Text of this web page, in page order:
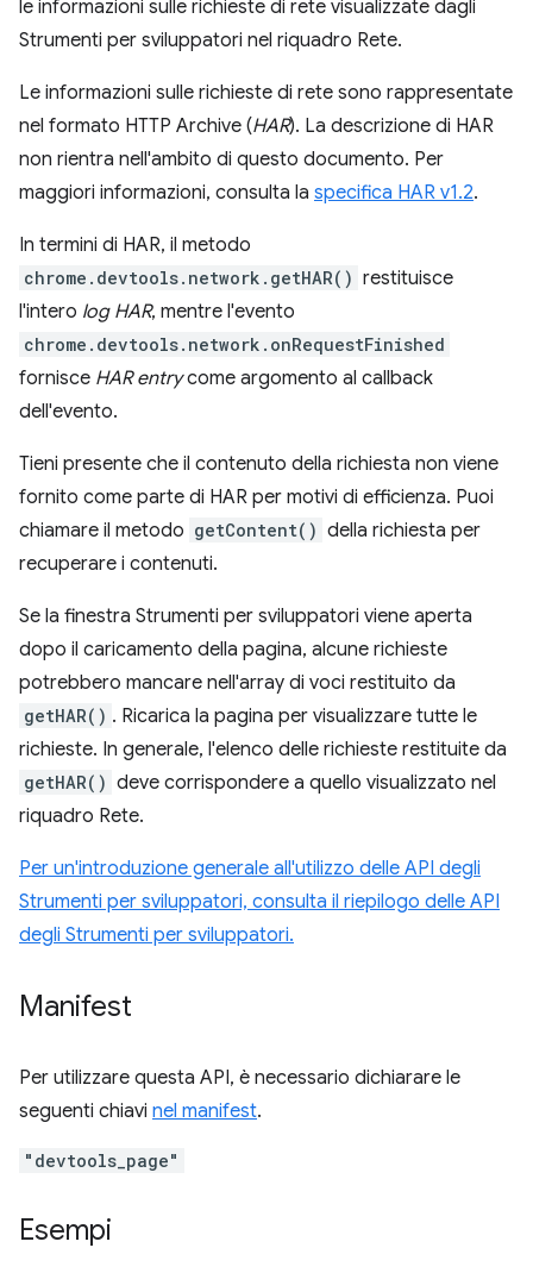
le informazioni sulle richieste di rete visualizzate dagli
Strumenti per sviluppatori nel riquadro Rete.
Le informazioni sulle richieste di rete sono rappresentate
nel formato HTTP Archive (HAR). La descrizione di HAR
non rientra nell'ambito di questo documento. Per
maggiori informazioni, consulta la specifica HAR v1.2.
In termini di HAR, il metodo
chrome.devtools.network.getHAR() restituisce
l'intero log HAR, mentre l'evento
chrome.devtools.network.onRequestFinished
fornisce HAR entrycome argomento al callback
dell'evento.
Tieni presente che il contenuto della richiesta non viene
fornito come parte di HAR per motivi di efficienza. Puoi
chiamare il metodo getContent() della richiesta per
recuperare i contenuti.
Se la finestra Strumenti per sviluppatori viene aperta
dopo il caricamento della pagina, alcune richieste
potrebbero mancare nell'array di voci restituito da
getHAR() . Ricarica la pagina per visualizzare tutte le
richieste. In generale, l'elenco delle richieste restituite da
getHAR() deve corrispondere a quello visualizzato nel
riquadro Rete.
Per un'introduzione generale all'utilizzo delle API degli
Strumenti per sviluppatori, consulta il riepilogo delle API
degli Strumenti per sviluppatori.
Manifest
Per utilizzare questa API, è necessario dichiarare le
seguenti chiavi nel manifest.
"devtools_page"
Esempi